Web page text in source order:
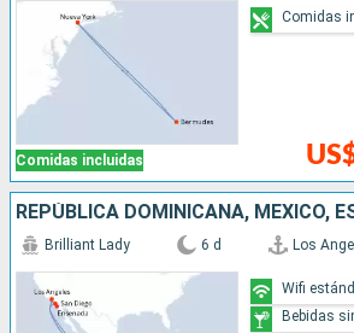
Comidas incluidas
Comidas
Brilliant Lady 6 d Los
Wifi
Bebidas